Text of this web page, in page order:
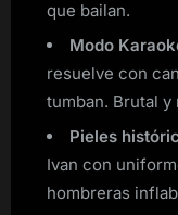
que bailan.
Modo
resuelve con
tumban. Brutal
Pieles
Ivan con
hombreras